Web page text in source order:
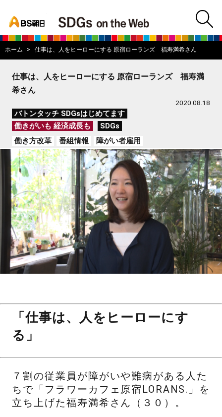
BS朝日SDGs
ホーム 仕事は、人をヒーローにする 原宿ローランズ 福寿満希さん
仕事は、人をヒーローにする 原宿ローランズ 福寿満
希さん
2020.08.18
バトンタッチ SDGsはじめてます
働きがいも 経済成長も
SDGs
働き方改革
番組情報 障がい者雇用
「仕事は、人をヒーローにす
る」
７割の従業員が障がいや難病がある人た
ちで「フラワーカフェ原宿LORANS.」を
立ち上げた福寿満希さん（３０）。